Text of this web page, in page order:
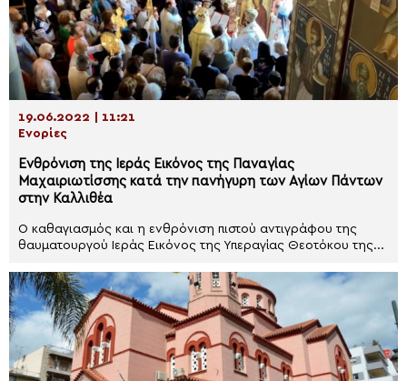
19.06.2022 | 11:21
Ενορίες
Ενθρόνιση της Ιεράς Εικόνος της Παναγίας
Μαχαιριωτίσσης κατά την πανήγυρη των Αγίων Πάντων
στην Καλλιθέα
Ο καθαγιασμός και η ενθρόνιση πιστού αντιγράφου της
θαυματουργού Ιεράς Εικόνος της Υπεραγίας Θεοτόκου της...